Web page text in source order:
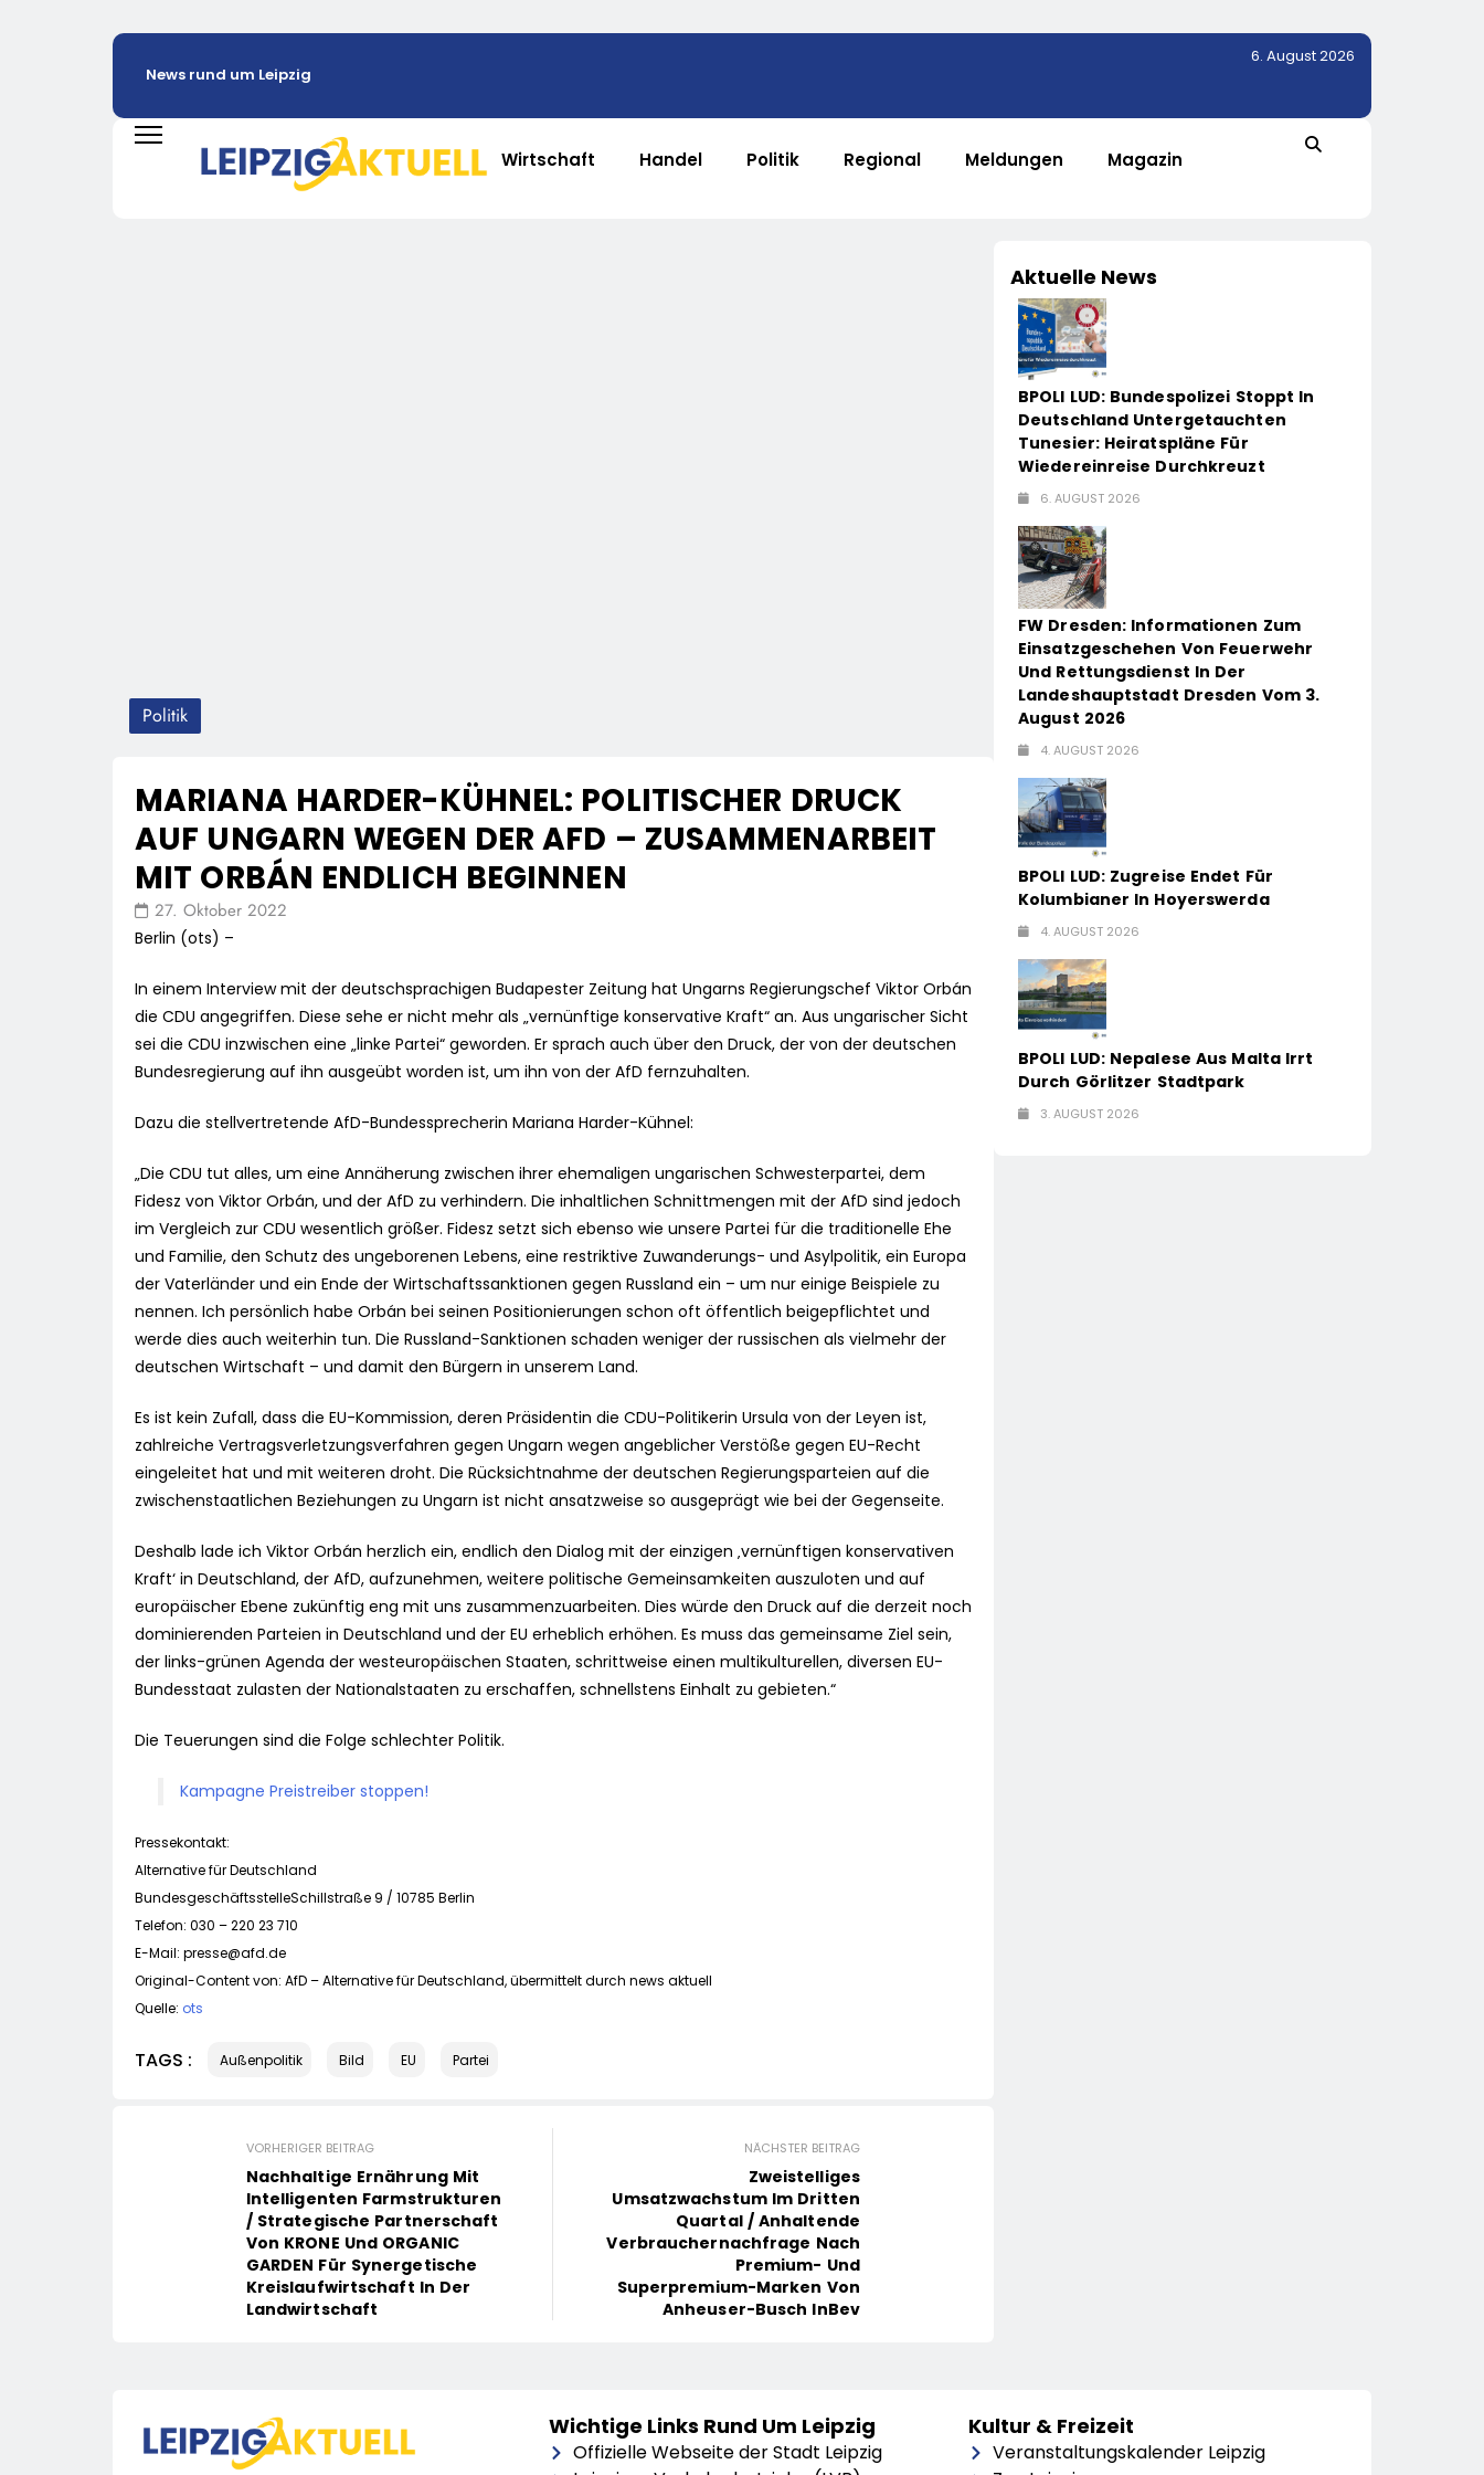
News rund um Leipzig
6. August 2026
Wirtschaft Handel Politik Regional Meldungen Magazin
Politik
MARIANA HARDER-KÜHNEL: POLITISCHER DRUCK
AUF UNGARN WEGEN DER AFD – ZUSAMMENARBEIT
MIT ORBÁN ENDLICH BEGINNEN
27. Oktober 2022
Berlin (ots) –
In einem Interview mit der deutschsprachigen Budapester Zeitung hat Ungarns Regierungschef Viktor Orbán
die CDU angegriffen. Diese sehe er nicht mehr als „vernünftige konservative Kraft“ an. Aus ungarischer Sicht
sei die CDU inzwischen eine „linke Partei“ geworden. Er sprach auch über den Druck, der von der deutschen
Bundesregierung auf ihn ausgeübt worden ist, um ihn von der AfD fernzuhalten.
Dazu die stellvertretende AfD-Bundessprecherin Mariana Harder-Kühnel:
„Die CDU tut alles, um eine Annäherung zwischen ihrer ehemaligen ungarischen Schwesterpartei, dem
Fidesz von Viktor Orbán, und der AfD zu verhindern. Die inhaltlichen Schnittmengen mit der AfD sind jedoch
im Vergleich zur CDU wesentlich größer. Fidesz setzt sich ebenso wie unsere Partei für die traditionelle Ehe
und Familie, den Schutz des ungeborenen Lebens, eine restriktive Zuwanderungs- und Asylpolitik, ein Europa
der Vaterländer und ein Ende der Wirtschaftssanktionen gegen Russland ein – um nur einige Beispiele zu
nennen. Ich persönlich habe Orbán bei seinen Positionierungen schon oft öffentlich beigepflichtet und
werde dies auch weiterhin tun. Die Russland-Sanktionen schaden weniger der russischen als vielmehr der
deutschen Wirtschaft – und damit den Bürgern in unserem Land.
Es ist kein Zufall, dass die EU-Kommission, deren Präsidentin die CDU-Politikerin Ursula von der Leyen ist,
zahlreiche Vertragsverletzungsverfahren gegen Ungarn wegen angeblicher Verstöße gegen EU-Recht
eingeleitet hat und mit weiteren droht. Die Rücksichtnahme der deutschen Regierungsparteien auf die
zwischenstaatlichen Beziehungen zu Ungarn ist nicht ansatzweise so ausgeprägt wie bei der Gegenseite.
Deshalb lade ich Viktor Orbán herzlich ein, endlich den Dialog mit der einzigen ‚vernünftigen konservativen
Kraft‘ in Deutschland, der AfD, aufzunehmen, weitere politische Gemeinsamkeiten auszuloten und auf
europäischer Ebene zukünftig eng mit uns zusammenzuarbeiten. Dies würde den Druck auf die derzeit noch
dominierenden Parteien in Deutschland und der EU erheblich erhöhen. Es muss das gemeinsame Ziel sein,
der links-grünen Agenda der westeuropäischen Staaten, schrittweise einen multikulturellen, diversen EU-
Bundesstaat zulasten der Nationalstaaten zu erschaffen, schnellstens Einhalt zu gebieten.“
Die Teuerungen sind die Folge schlechter Politik.
Kampagne Preistreiber stoppen!
Pressekontakt:
Alternative für Deutschland
BundesgeschäftsstelleSchillstraße 9 / 10785 Berlin
Telefon: 030 – 220 23 710
E-Mail: presse@afd.de
Original-Content von: AfD – Alternative für Deutschland, übermittelt durch news aktuell
Quelle: ots
TAGS : Außenpolitik Bild EU Partei
VORHERIGER BEITRAG
Nachhaltige Ernährung Mit
Intelligenten Farmstrukturen
/ Strategische Partnerschaft
Von KRONE Und ORGANIC
GARDEN Für Synergetische
Kreislaufwirtschaft In Der
Landwirtschaft
NÄCHSTER BEITRAG
Zweistelliges
Umsatzwachstum Im Dritten
Quartal / Anhaltende
Verbrauchernachfrage Nach
Premium- Und
Superpremium-Marken Von
Anheuser-Busch InBev
Aktuelle News
BPOLI LUD: Bundespolizei Stoppt In
Deutschland Untergetauchten
Tunesier: Heiratspläne Für
Wiedereinreise Durchkreuzt
6. AUGUST 2026
FW Dresden: Informationen Zum
Einsatzgeschehen Von Feuerwehr
Und Rettungsdienst In Der
Landeshauptstadt Dresden Vom 3.
August 2026
4. AUGUST 2026
BPOLI LUD: Zugreise Endet Für
Kolumbianer In Hoyerswerda
4. AUGUST 2026
BPOLI LUD: Nepalese Aus Malta Irrt
Durch Görlitzer Stadtpark
3. AUGUST 2026
Wichtige Links Rund Um Leipzig
Offizielle Webseite der Stadt Leipzig
Kultur & Freizeit
Veranstaltungskalender Leipzig